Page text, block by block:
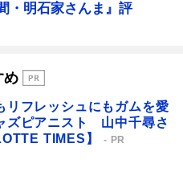
・明石家さんま』評
め
リフレッシュにもガムを愛
ズピアニスト 山中千尋さ
TIMES】
PR